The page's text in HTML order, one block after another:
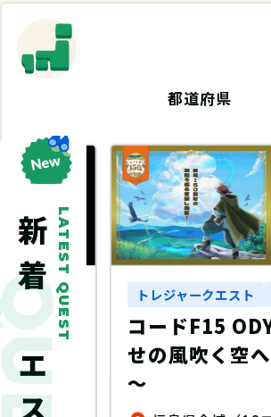
都道府県
LATEST QUEST
新着クエスト
し
妖
トレジャークエスト リ
コードF15
せの風吹く空へ